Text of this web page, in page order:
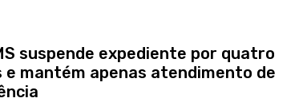
suspende expediente por quatro
e mantém apenas atendimento de